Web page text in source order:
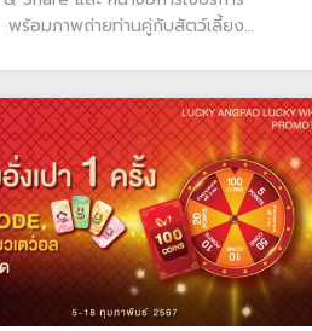
ร้อมภาพถ่ายท่านคู่กับสัตว์เลี้ยง…